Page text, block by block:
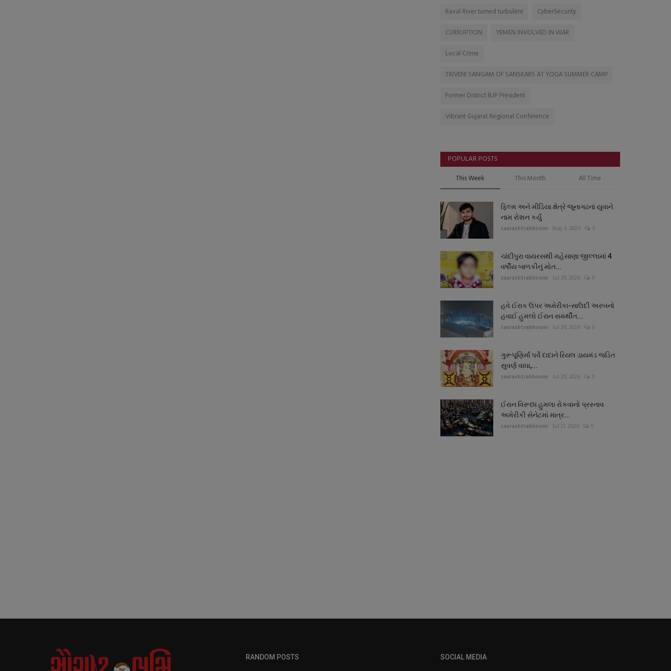
Raval River turned turbulent
CyberSecurity
CURRUPTION
YEMEN INVOLVED IN WAR
Local Crime
TRIVENI SANGAM OF SANSKARS AT YOGA SUMMER CAMP
Former District BJP President
Vibrant Gujarat Regional Conference
POPULAR POSTS
This Week This Month All Time
ફિલ્મ અને મીડિયા ક્ષેત્રે જૂનાગઢનાં યુવાને
નામ રોશન કર્યું
saurashtrabhoomi Aug 4, 2026 0
ચાંદીપુરા વાયરસથી મહેસાણા જીલ્લામાં 4
વર્ષીય બાળકીનું મોત...
saurashtrabhoomi Jul 29, 2026 0
હવે ઈરાક ઉપર અમેરીકા-સાઉદી અરબનો
હવાઈ હુમલો ઈરાન સમર્થીત...
saurashtrabhoomi Jul 29, 2026 0
ગુરૂપૂણિર્માં પર્વે દાદાને રિયલ ડાયમંડ જડિત
સુવર્ણ વાઘા,...
saurashtrabhoomi Jul 29, 2026 0
ઈરાન વિરૂધ્ધ હુમલા રોકવાનો પ્રસ્તાવ
અમેરીકી સેનેટમાં માત્ર...
saurashtrabhoomi Jul 31, 2026 0
RANDOM POSTS SOCIAL MEDIA